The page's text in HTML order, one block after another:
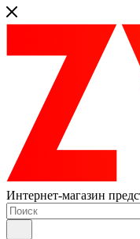
Интернет-магазин